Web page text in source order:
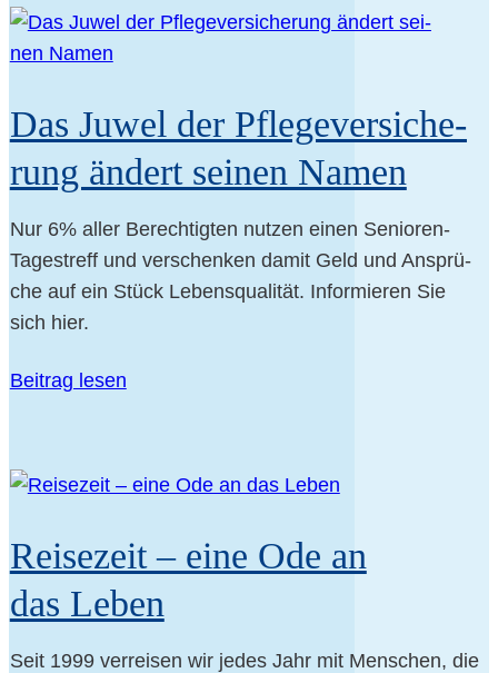
Das Juwel der Pfle­ge­ver­si­che­
rung ändert sei­nen Namen
Nur 6% aller Berech­tig­ten nut­zen einen Senioren-
Tagestreff und ver­schen­ken damit Geld und Ansprü­
che auf ein Stück Lebens­qua­li­tät. Infor­mie­ren Sie
sich hier.
Bei­trag lesen
Rei­se­zeit – eine Ode an
das Leben
Seit 1999 ver­rei­sen wir jedes Jahr mit Men­schen, die